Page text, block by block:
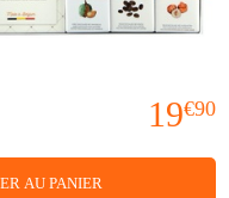
19€90
AU PANIER